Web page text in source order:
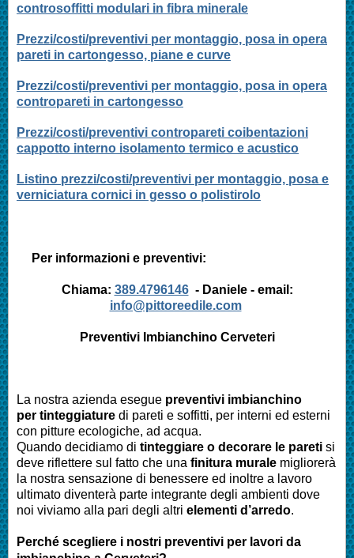
controsoffitti modulari in fibra minerale
Prezzi/costi/preventivi per montaggio, posa in opera
pareti in cartongesso, piane e curve
Prezzi/costi/preventivi per montaggio, posa in opera
contropareti in cartongesso
Prezzi/costi/preventivi contropareti coibentazioni
cappotto interno isolamento termico e acustico
Listino prezzi/costi/preventivi per montaggio, posa e
verniciatura cornici in gesso o polistirolo
Per informazioni e preventivi:
Chiama: 389.4796146- Daniele - email:
info@pittoreedile.com
Preventivi Imbianchino Cerveteri
La nostra azienda esegue preventivi imbianchino
per tinteggiature di pareti e soffitti, per interni ed esterni
con pitture ecologiche, ad acqua.
Quando decidiamo di tinteggiare o decorare le pareti si
deve riflettere sul fatto che una finitura murale migliorerà
la nostra sensazione di benessere ed inoltre a lavoro
ultimato diventerà parte integrante degli ambienti dove
noi viviamo alla pari degli altri elementi d’arredo.
Perché scegliere i nostri preventivi per lavori da